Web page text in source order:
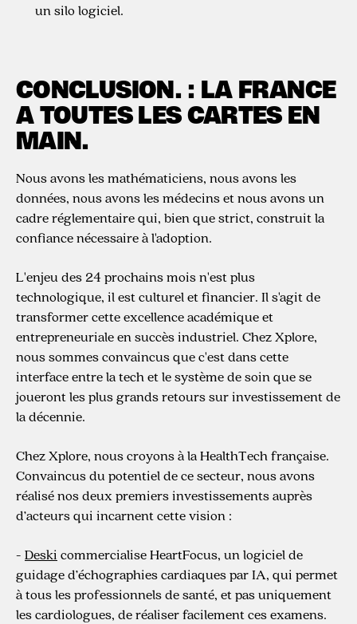
un silo logiciel.
CONCLUSION. : LA FRANCE
A TOUTES LES CARTES EN
MAIN.
Nous avons les mathématiciens, nous avons les
données, nous avons les médecins et nous avons un
cadre réglementaire qui, bien que strict, construit la
confiance nécessaire à l'adoption.
L'enjeu des 24 prochains mois n'est plus
technologique, il est culturel et financier. Il s'agit de
transformer cette excellence académique et
entrepreneuriale en succès industriel. Chez Xplore,
nous sommes convaincus que c'est dans cette
interface entre la tech et le système de soin que se
joueront les plus grands retours sur investissement de
la décennie.
Chez Xplore, nous croyons à la HealthTech française.
Convaincus du potentiel de ce secteur, nous avons
réalisé nos deux premiers investissements auprès
d’acteurs qui incarnent cette vision :
- Deski commercialise HeartFocus, un logiciel de
guidage d’échographies cardiaques par IA, qui permet
à tous les professionnels de santé, et pas uniquement
les cardiologues, de réaliser facilement ces examens.